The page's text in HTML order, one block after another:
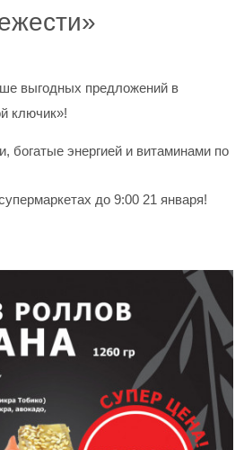
выгодных предложений в
ключик»!
энергией и витаминами по
до 9:00 21 января!